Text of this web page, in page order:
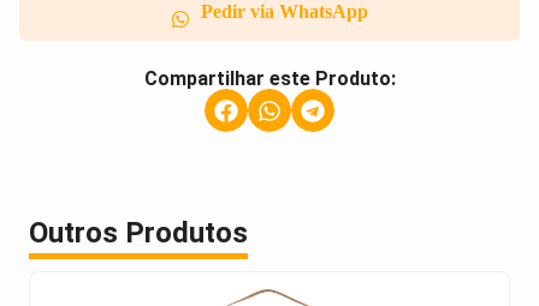
Pedir via WhatsApp
Compartilhar este Produto:
Outros Produtos